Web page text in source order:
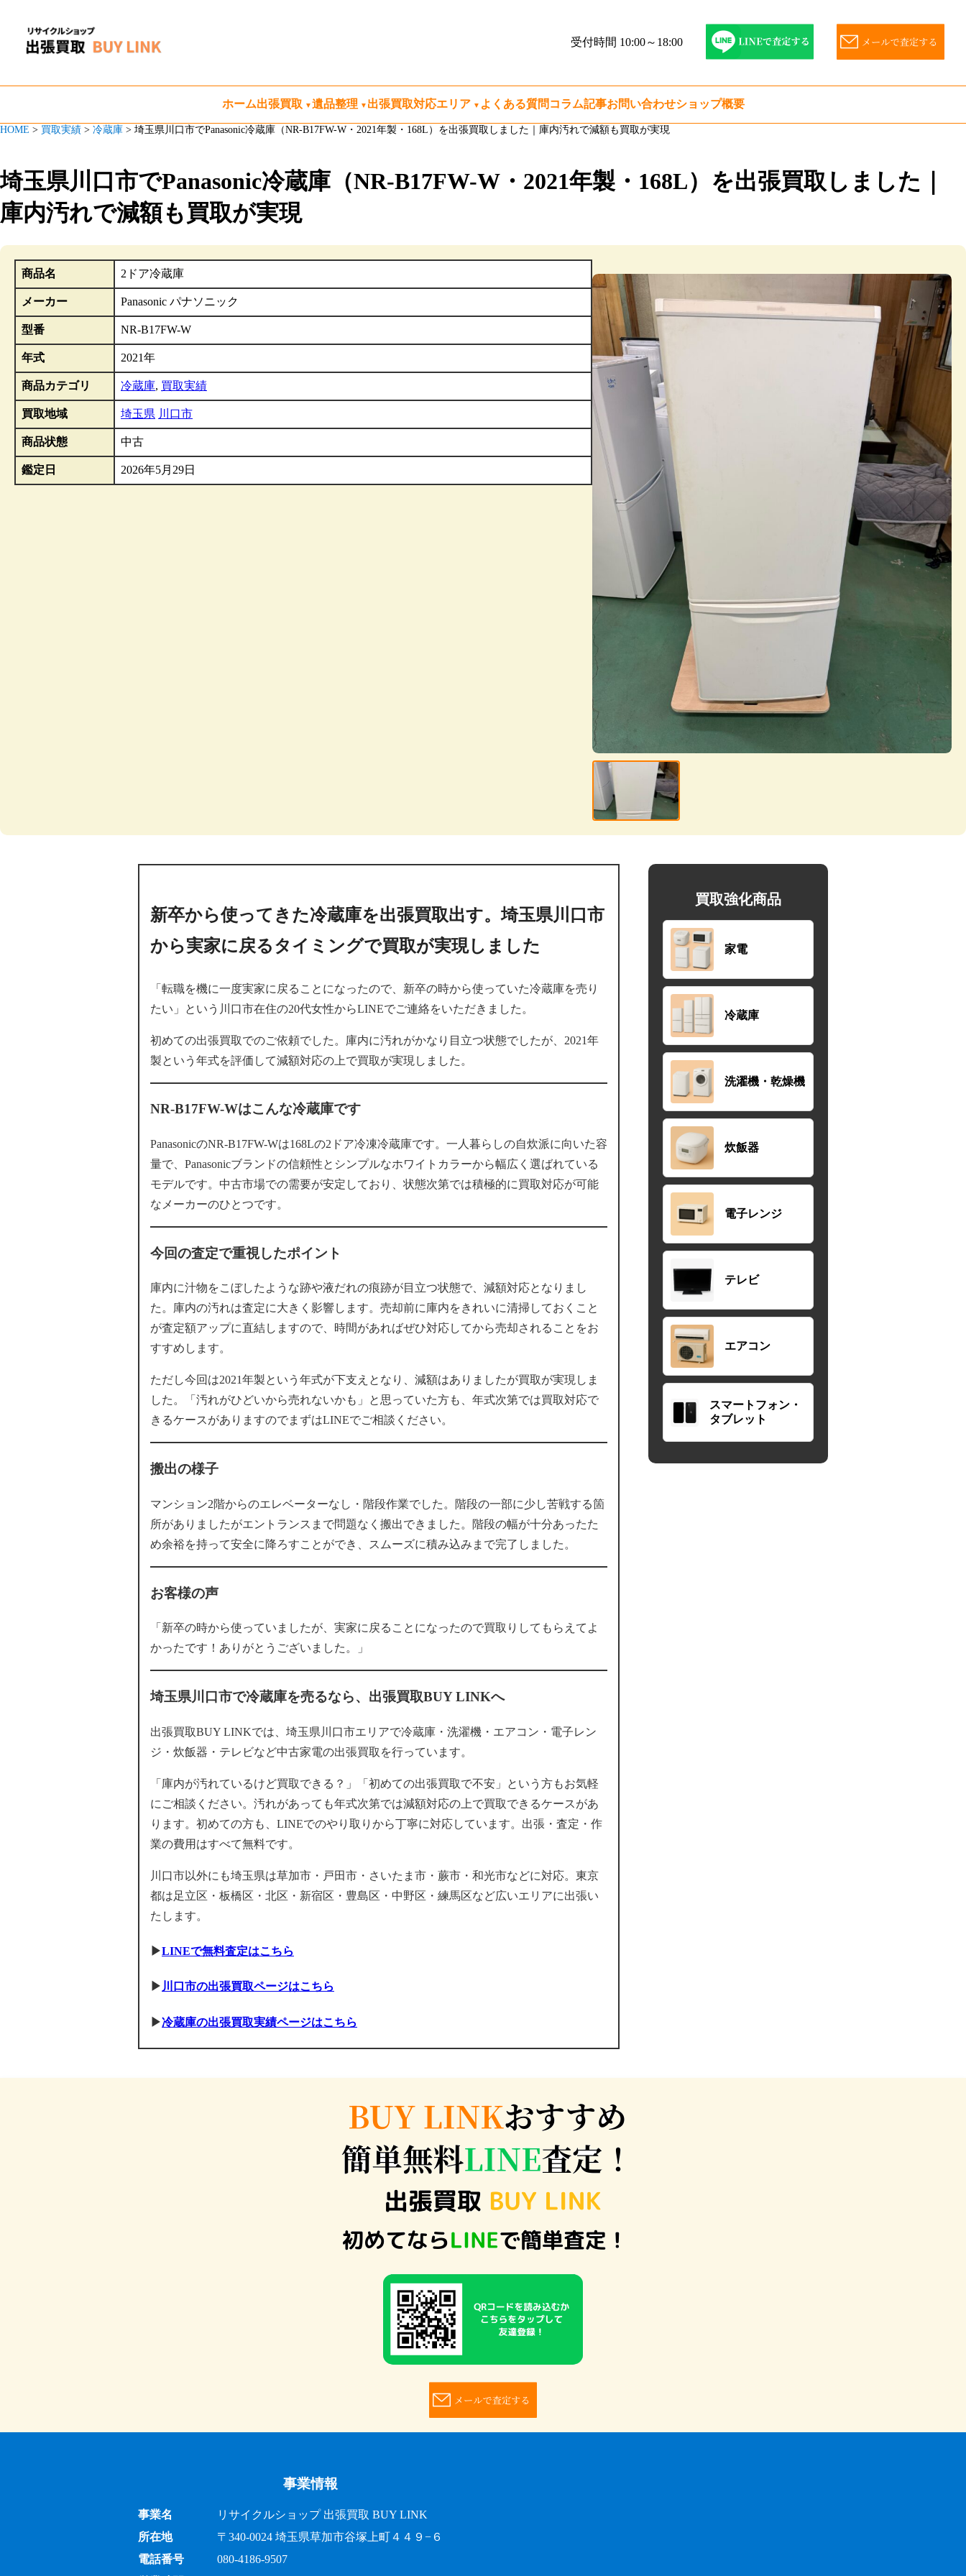
受付時間 10:00～18:00
ホーム出張買取 遺品整理 出張買取対応エリア よくある質問 コラム記事お問い合わせショップ概要
HOME > 買取実績 > 冷蔵庫 > 埼玉県川口市でPanasonic冷蔵庫（NR-B17FW-W・2021年製・168L）を出張買取しました｜庫内汚れで減額も買取が実現
埼玉県川口市でPanasonic冷蔵庫（NR-B17FW-W・2021年製・168L）を出張買取しました｜
庫内汚れで減額も買取が実現
商品名 2ドア冷蔵庫
メーカー Panasonic パナソニック
型番 NR-B17FW-W
年式 2021年
商品カテゴリ 冷蔵庫, 買取実績
買取地域 埼玉県 川口市
商品状態 中古
鑑定日 2026年5月29日
新卒から使ってきた冷蔵庫を出張買取出す。埼玉県川口市
から実家に戻るタイミングで買取が実現しました
「転職を機に一度実家に戻ることになったので、新卒の時から使っていた冷蔵庫を売り
たい」という川口市在住の20代女性からLINEでご連絡をいただきました。
初めての出張買取でのご依頼でした。庫内に汚れがかなり目立つ状態でしたが、2021年
製という年式を評価して減額対応の上で買取が実現しました。
NR-B17FW-Wはこんな冷蔵庫です
PanasonicのNR-B17FW-Wは168Lの2ドア冷凍冷蔵庫です。一人暮らしの自炊派に向いた容
量で、Panasonicブランドの信頼性とシンプルなホワイトカラーから幅広く選ばれている
モデルです。中古市場での需要が安定しており、状態次第では積極的に買取対応が可能
なメーカーのひとつです。
今回の査定で重視したポイント
庫内に汁物をこぼしたような跡や液だれの痕跡が目立つ状態で、減額対応となりまし
た。庫内の汚れは査定に大きく影響します。売却前に庫内をきれいに清掃しておくこと
が査定額アップに直結しますので、時間があればぜひ対応してから売却されることをお
すすめします。
ただし今回は2021年製という年式が下支えとなり、減額はありましたが買取が実現しま
した。「汚れがひどいから売れないかも」と思っていた方も、年式次第では買取対応で
きるケースがありますのでまずはLINEでご相談ください。
搬出の様子
マンション2階からのエレベーターなし・階段作業でした。階段の一部に少し苦戦する箇
所がありましたがエントランスまで問題なく搬出できました。階段の幅が十分あったた
め余裕を持って安全に降ろすことができ、スムーズに積み込みまで完了しました。
お客様の声
「新卒の時から使っていましたが、実家に戻ることになったので買取りしてもらえてよ
かったです！ありがとうございました。」
埼玉県川口市で冷蔵庫を売るなら、出張買取BUY LINKへ
出張買取BUY LINKでは、埼玉県川口市エリアで冷蔵庫・洗濯機・エアコン・電子レン
ジ・炊飯器・テレビなど中古家電の出張買取を行っています。
「庫内が汚れているけど買取できる？」「初めての出張買取で不安」という方もお気軽
にご相談ください。汚れがあっても年式次第では減額対応の上で買取できるケースがあ
ります。初めての方も、LINEでのやり取りから丁寧に対応しています。出張・査定・作
業の費用はすべて無料です。
川口市以外にも埼玉県は草加市・戸田市・さいたま市・蕨市・和光市などに対応。東京
都は足立区・板橋区・北区・新宿区・豊島区・中野区・練馬区など広いエリアに出張い
たします。
▶LINEで無料査定はこちら
▶ 川口市の出張買取ページはこちら
▶冷蔵庫の出張買取実績ページはこちら
買取強化商品
家電
冷蔵庫
洗濯機・乾燥機
炊飯器
電子レンジ
テレビ
エアコン
スマートフォン・
タブレット
事業情報
事業名
リサイクルショップ 出張買取 BUY LINK
所在地
〒340-0024 埼玉県草加市谷塚上町４４９−６
電話番号
080-4186-9507